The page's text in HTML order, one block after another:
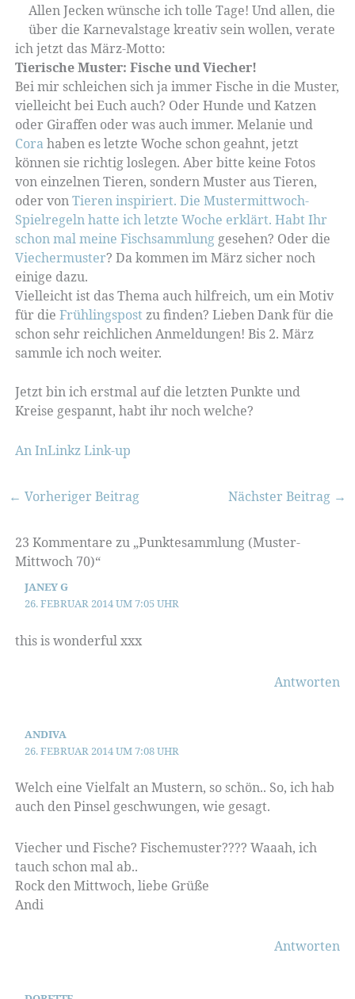
Allen Jecken wünsche ich tolle Tage! Und allen, die
über die Karnevalstage kreativ sein wollen, verate
ich jetzt das März-Motto:
Tierische Muster: Fische und Viecher!
Bei mir schleichen sich ja immer Fische in die Muster,
vielleicht bei Euch auch? Oder Hunde und Katzen
oder Giraffen oder was auch immer. Melanie und
Corahaben es letzte Woche schon geahnt, jetzt
können sie richtig loslegen. Aber bitte keine Fotos
von einzelnen Tieren, sondern Muster aus Tieren,
oder vonTieren inspiriert. Die Mustermittwoch-
Spielregeln hatte ich letzte Woche erklärt. Habt Ihr
schon mal meine Fischsammlunggesehen? Oder die
Viechermuster? Da kommen im März sicher noch
einige dazu.
Vielleicht ist das Thema auch hilfreich, um ein Motiv
für die Frühlingspost zu finden? Lieben Dank für die
schon sehr reichlichen Anmeldungen! Bis 2. März
sammle ich noch weiter.
Jetzt bin ich erstmal auf die letzten Punkte und
Kreise gespannt, habt ihr noch welche?
An InLinkz Link-up
← Vorheriger Beitrag Nächster Beitrag →
23 Kommentare zu „Punktesammlung (Muster-
Mittwoch 70)“
JANEY G
26. FEBRUAR 2014 UM 7:05 UHR
this is wonderful xxx
Antworten
ANDIVA
26. FEBRUAR 2014 UM 7:08 UHR
Welch eine Vielfalt an Mustern, so schön.. So, ich hab
auch den Pinsel geschwungen, wie gesagt.
Viecher und Fische? Fischemuster???? Waaah, ich
tauch schon mal ab..
Rock den Mittwoch, liebe Grüße
Andi
Antworten